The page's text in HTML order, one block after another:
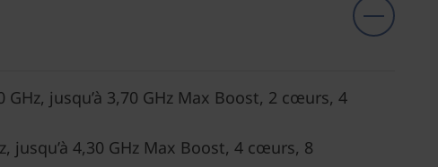
jusqu’à 3,70 GHz Max Boost, 2 cœurs, 4
jusqu’à 4,30 GHz Max Boost, 4 cœurs, 8